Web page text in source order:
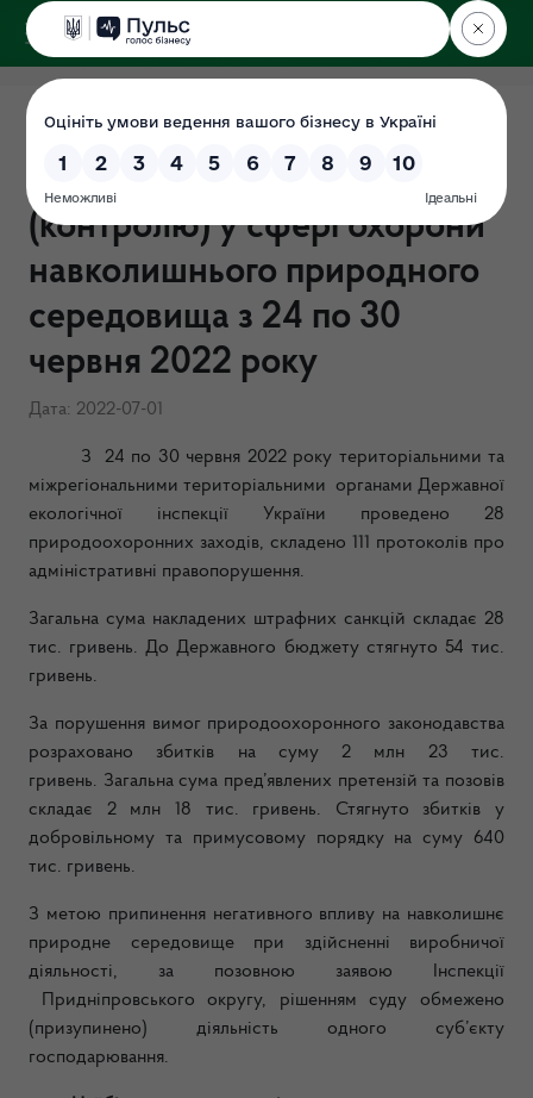
ДЕРЖЕКОІНСПЕКЦІЯ
Результати здійснення
державного нагляду
(контролю) у сфері охорони
навколишнього природного
середовища з 24 по 30
червня 2022 року
Дата: 2022-07-01
З 24 по 30 червня 2022 року територіальними та
міжрегіональними територіальними органами Державної
екологічної інспекції України проведено 28
природоохоронних заходів, складено 111 протоколів про
адміністративні правопорушення.
Загальна сума накладених штрафних санкцій складає 28
тис. гривень. До Державного бюджету стягнуто 54 тис.
гривень.
За порушення вимог природоохоронного законодавства
розраховано збитків на суму 2 млн 23 тис.
гривень. Загальна сума пред’явлених претензій та позовів
складає 2 млн 18 тис. гривень. Стягнуто збитків у
добровільному та примусовому порядку на суму 640
тис. гривень.
З метою припинення негативного впливу на навколишнє
природне середовище при здійсненні виробничої
діяльності, за позовною заявою Інспекції
Придніпровського округу, рішенням суду обмежено
(призупинено) діяльність одного суб’єкту
господарювання.